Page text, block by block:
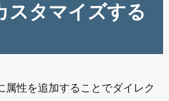
スタマイズする
属性を追加することでダイレク